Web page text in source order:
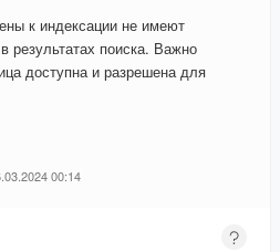
к индексации не имеют
результатах поиска. Важно
доступна и разрешена для
00:14